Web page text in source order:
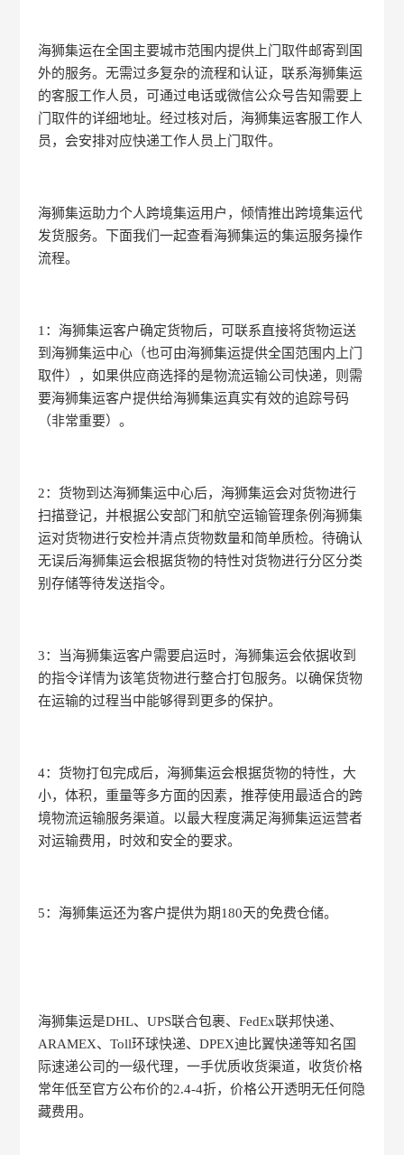
海狮集运在全国主要城市范围内提供上门取件邮寄到国
外的服务。无需过多复杂的流程和认证，联系海狮集运
的客服工作人员，可通过电话或微信公众号告知需要上
门取件的详细地址。经过核对后，海狮集运客服工作人
员，会安排对应快递工作人员上门取件。
海狮集运助力个人跨境集运用户，倾情推出跨境集运代
发货服务。下面我们一起查看海狮集运的集运服务操作
流程。
1：海狮集运客户确定货物后，可联系直接将货物运送
到海狮集运中心（也可由海狮集运提供全国范围内上门
取件），如果供应商选择的是物流运输公司快递，则需
要海狮集运客户提供给海狮集运真实有效的追踪号码
（非常重要）。
2：货物到达海狮集运中心后，海狮集运会对货物进行
扫描登记，并根据公安部门和航空运输管理条例海狮集
运对货物进行安检并清点货物数量和简单质检。待确认
无误后海狮集运会根据货物的特性对货物进行分区分类
别存储等待发送指令。
3：当海狮集运客户需要启运时，海狮集运会依据收到
的指令详情为该笔货物进行整合打包服务。以确保货物
在运输的过程当中能够得到更多的保护。
4：货物打包完成后，海狮集运会根据货物的特性，大
小，体积，重量等多方面的因素，推荐使用最适合的跨
境物流运输服务渠道。以最大程度满足海狮集运运营者
对运输费用，时效和安全的要求。
5：海狮集运还为客户提供为期180天的免费仓储。
海狮集运是DHL、UPS联合包裹、FedEx联邦快递、
ARAMEX、Toll环球快递、DPEX迪比翼快递等知名国
际速递公司的一级代理，一手优质收货渠道，收货价格
常年低至官方公布价的2.4-4折，价格公开透明无任何隐
藏费用。